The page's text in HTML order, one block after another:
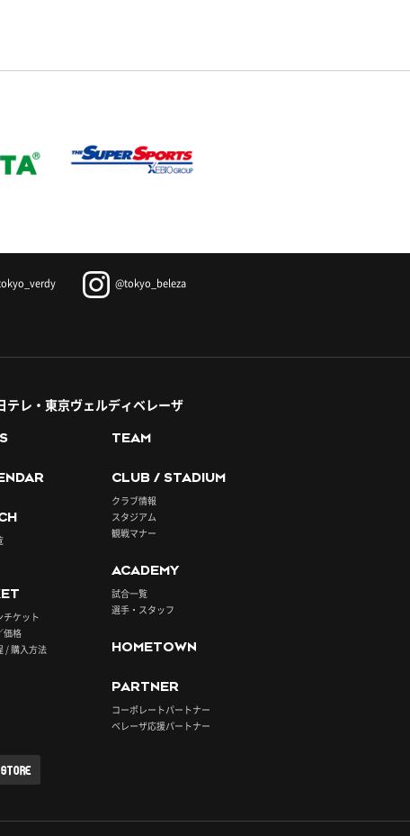
@tokyo_beleza
テレ・東京ヴェルディベレーザ
チケット
価格
/ 購入方法
TEAM
CLUB / STADIUM
クラブ情報
スタジアム
観戦マナー
ACADEMY
試合一覧
選手・スタッフ
HOMETOWN
PARTNER
コーポレートパートナー
ベレーザ応援パートナー